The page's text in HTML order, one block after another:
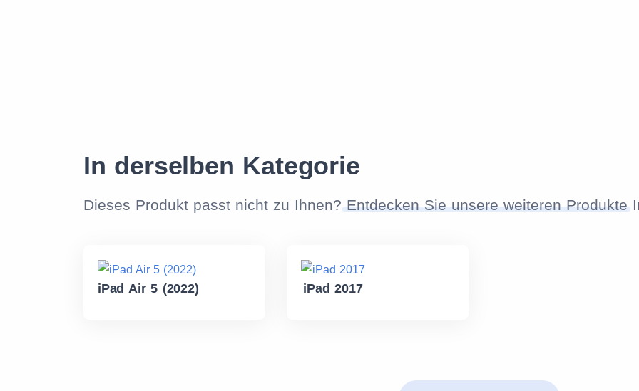
In derselben Kategorie
Dieses Produkt passt nicht zu Ihnen?Entdecken Sie unsere weiteren Produkte
iPad Air 5 (2022) iPad 2017